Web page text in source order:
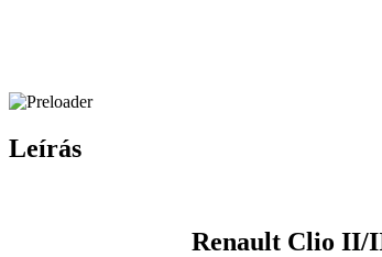
Leírás
Renault Clio II/